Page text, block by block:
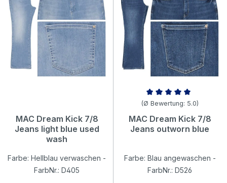
MAC Dream Kick 7/8
Jeans light blue used
wash
Farbe: Hellblau verwaschen -
FarbNr.: D405
Durchschnittliche Bewertung
(Ø Bewertung: 5.0)
MAC Dream Kick 7/8
Jeans outworn blue
Farbe: Blau angewaschen -
FarbNr.: D526